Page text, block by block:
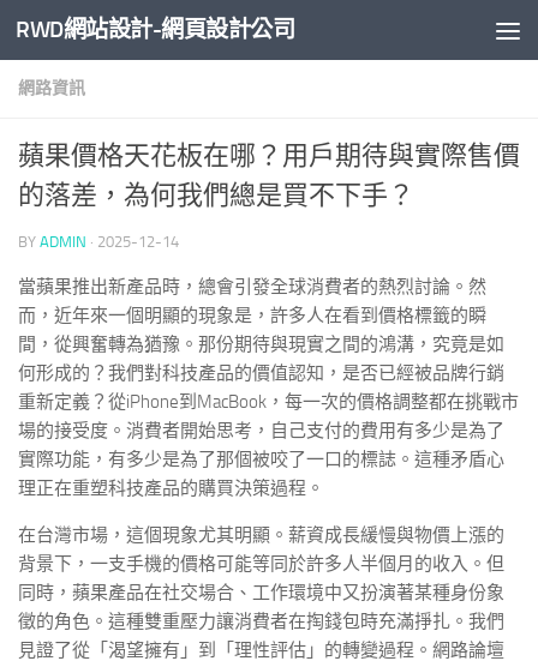
Skip to content
RWD網站設計-網頁設計公司
網路資訊
蘋果價格天花板在哪？用戶期待與實際售價
的落差，為何我們總是買不下手？
BY ADMIN · 2025-12-14
當蘋果推出新產品時，總會引發全球消費者的熱烈討論。然
而，近年來一個明顯的現象是，許多人在看到價格標籤的瞬
間，從興奮轉為猶豫。那份期待與現實之間的鴻溝，究竟是如
何形成的？我們對科技產品的價值認知，是否已經被品牌行銷
重新定義？從iPhone到MacBook，每一次的價格調整都在挑戰市
場的接受度。消費者開始思考，自己支付的費用有多少是為了
實際功能，有多少是為了那個被咬了一口的標誌。這種矛盾心
理正在重塑科技產品的購買決策過程。
在台灣市場，這個現象尤其明顯。薪資成長緩慢與物價上漲的
背景下，一支手機的價格可能等同於許多人半個月的收入。但
同時，蘋果產品在社交場合、工作環境中又扮演著某種身份象
徵的角色。這種雙重壓力讓消費者在掏錢包時充滿掙扎。我們
見證了從「渴望擁有」到「理性評估」的轉變過程。網路論壇